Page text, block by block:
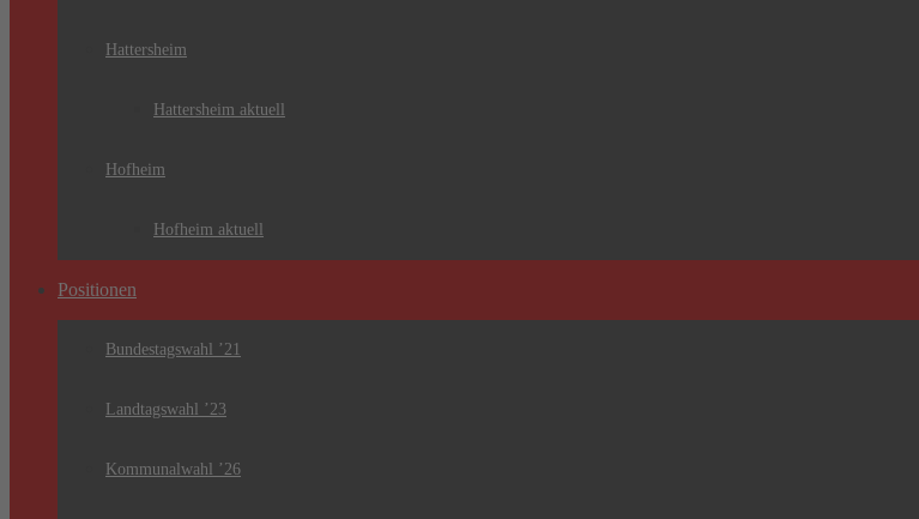
Hattersheim
Hattersheim aktuell
Hofheim
Hofheim aktuell
Positionen
Bundestagswahl ’21
Landtagswahl ’23
Kommunalwahl ’26